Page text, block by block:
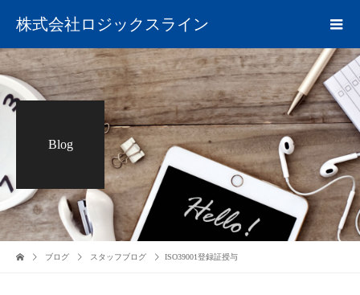
株式会社ロジックスライン
Blog
ブログ スタッフブログ ISO39001登録証授与